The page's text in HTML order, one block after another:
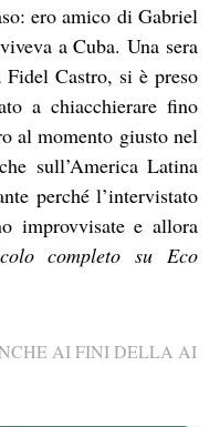
ero amico di Gabriel
a Cuba. Una sera
Fidel Castro, si è preso
a chiacchierare fino
al momento giusto nel
sull’America Latina
perché l’intervistato
improvvisate e allora
completo su Eco
AI FINI DELLA AI